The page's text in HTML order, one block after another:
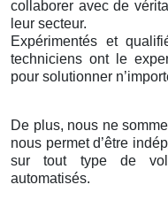
collaborer avec de
leur secteur.
Expérimentés et
techniciens ont le
pour solutionner
De plus, nous ne
nous permet d’être
sur tout type de
automatisés.